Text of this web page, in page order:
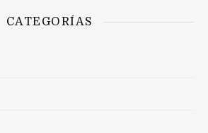
CATEGORÍAS